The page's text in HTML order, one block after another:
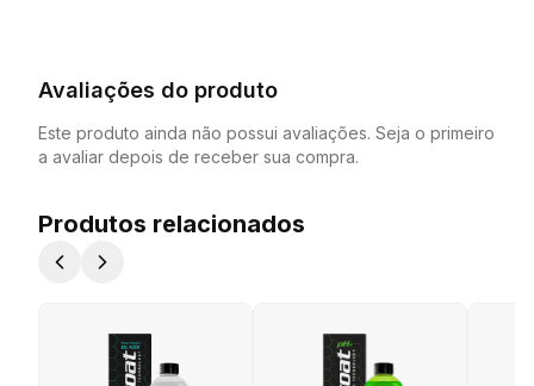
Avaliações do produto
Este produto ainda não possui avaliações. Seja o primeiro
a avaliar depois de receber sua compra.
Produtos relacionados